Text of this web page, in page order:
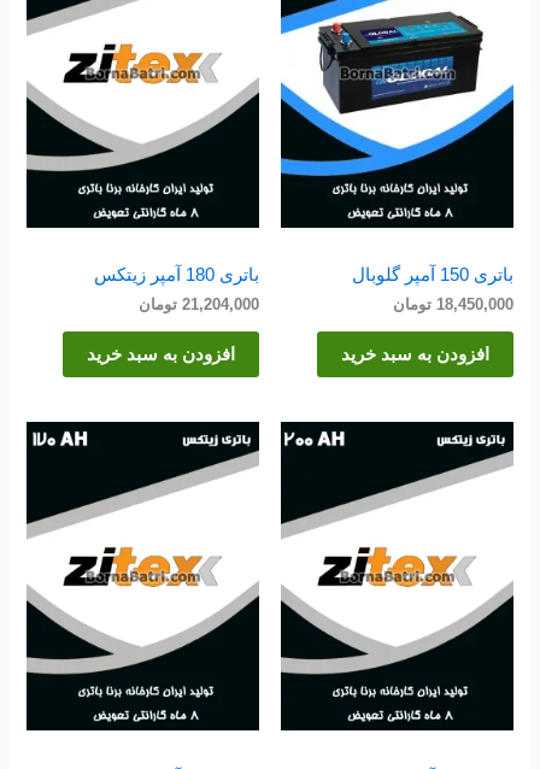
باتری 150 آمپر گلوبال
18,450,000 تومان
افزودن به سبد خرید
باتری 180 آمپر زیتکس
21,204,000 تومان
افزودن به سبد خرید